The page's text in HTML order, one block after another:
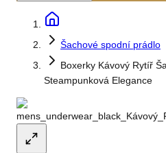
Šachové spodní prádlo
Boxerky Kávový Rytíř
Steampunková Elegance